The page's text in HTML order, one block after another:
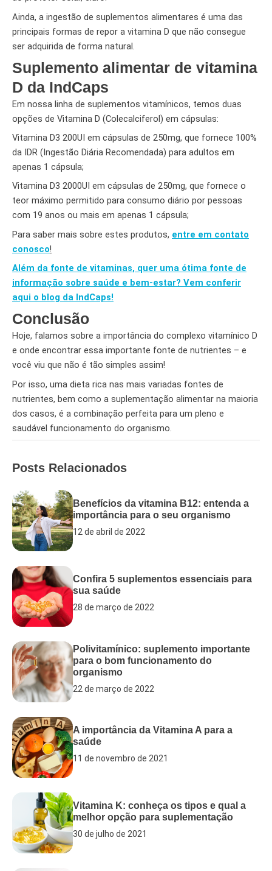
Ainda, a ingestão de suplementos alimentares é uma das
principais formas de repor a vitamina D que não consegue
ser adquirida de forma natural.
Suplemento alimentar de vitamina
D da IndCaps
Em nossa linha de suplementos vitamínicos, temos duas
opções de Vitamina D (Colecalciferol) em cápsulas:
Vitamina D3 200UI em cápsulas de 250mg, que fornece 100%
da IDR (Ingestão Diária Recomendada) para adultos em
apenas 1 cápsula;
Vitamina D3 2000UI em cápsulas de 250mg, que fornece o
teor máximo permitido para consumo diário por pessoas
com 19 anos ou mais em apenas 1 cápsula;
Para saber mais sobre estes produtos, entre em contato
conosco!
Além da fonte de vitaminas, quer uma ótima fonte de
informação sobre saúde e bem-estar? Vem conferir
aqui o blog da IndCaps!
Conclusão
Hoje, falamos sobre a importância do complexo vitamínico D
e onde encontrar essa importante fonte de nutrientes – e
você viu que não é tão simples assim!
Por isso, uma dieta rica nas mais variadas fontes de
nutrientes, bem como a suplementação alimentar na maioria
dos casos, é a combinação perfeita para um pleno e
saudável funcionamento do organismo.
Posts Relacionados
Benefícios da vitamina B12: entenda a
importância para o seu organismo
12 de abril de 2022
Confira 5 suplementos essenciais para
sua saúde
28 de março de 2022
Polivitamínico: suplemento importante
para o bom funcionamento do
organismo
22 de março de 2022
A importância da Vitamina A para a
saúde
11 de novembro de 2021
Vitamina K: conheça os tipos e qual a
melhor opção para suplementação
30 de julho de 2021